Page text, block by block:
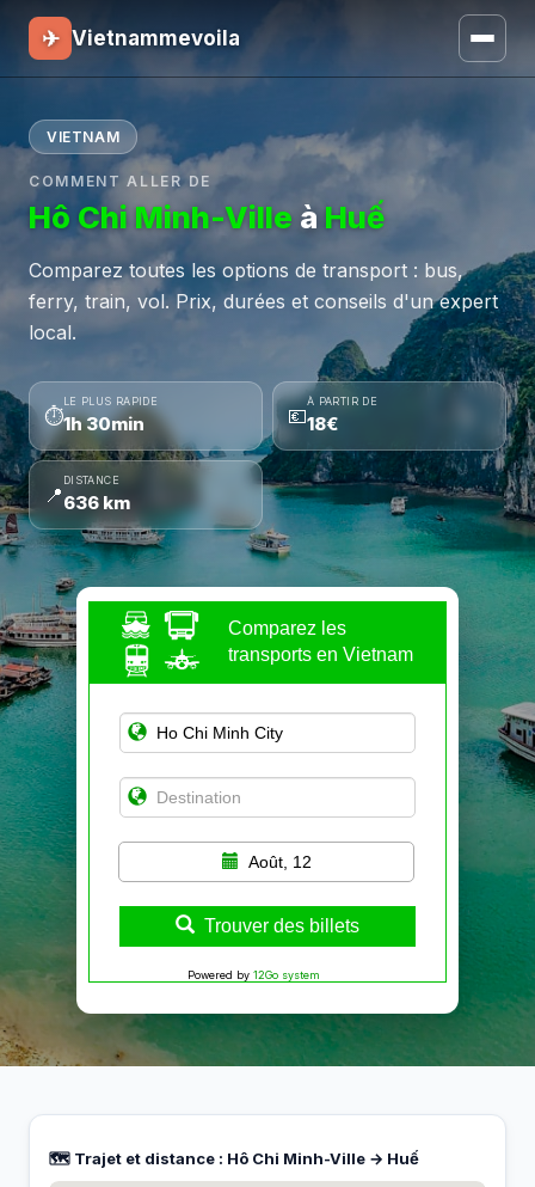
✈ Vietnammevoila
VIETNAM
COMMENT ALLER DE
Hô Chi Minh-Ville à Huế
Comparez toutes les options de transport : bus,
ferry, train, vol. Prix, durées et conseils d'un expert
local.
⏱
LE PLUS RAPIDE
1h 30min 💶
À PARTIR DE
18€
📍
DISTANCE
636 km
Comparez les
transports en Vietnam
Août, 12
Trouver des billets
Powered by 12Go system
🗺️ Trajet et distance : Hô Chi Minh-Ville → Huế